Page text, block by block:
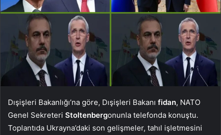
Dışişleri Bakanlığı’na göre, Dışişleri Bakanı fidan, NATO
Genel Sekreteri Stoltenbergonunla telefonda konuştu.
Toplantıda Ukrayna’daki son gelişmeler, tahıl işletmesini